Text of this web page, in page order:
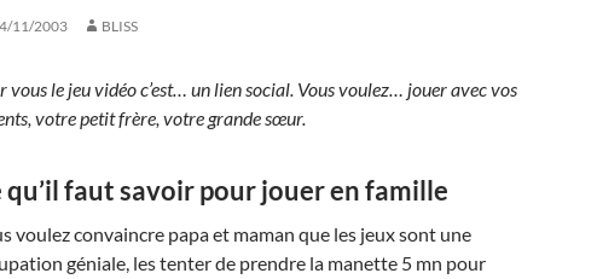
11/2003 BLISS
vous le jeu vidéo c’est… un lien social. Vous voulez… jouer avec vos
votre petit frère, votre grande sœur.
qu’il faut savoir pour jouer en famille
voulez convaincre papa et maman que les jeux sont une
géniale, les tenter de prendre la manette 5 mn pour